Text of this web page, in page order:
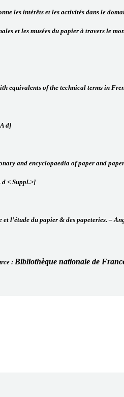
les intérêts et les activités dans le
et les musées du papier à travers le
equivalents of the technical terms in
d]
and encyclopaedia of paper and
< Suppl.>]
l’étude du papier & des papeteries. –
: Bibliothèque nationale de